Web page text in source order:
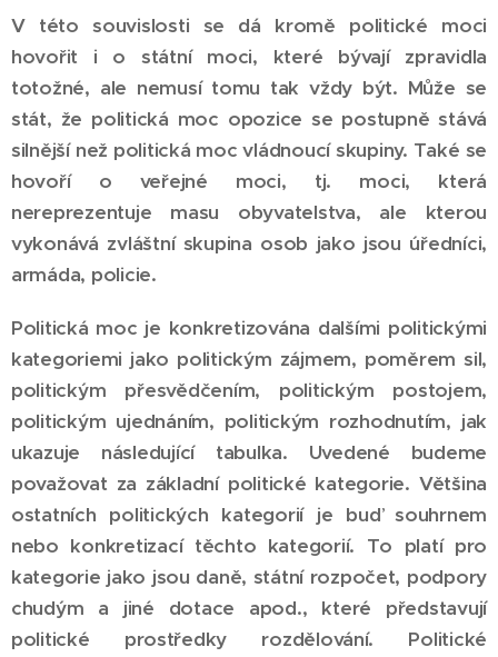
V této souvislosti se dá kromě politické moci
hovořit i o státní moci, které bývají zpravidla
totožné, ale nemusí tomu tak vždy být. Může se
stát, že politická moc opozice se postupně stává
silnější než politická moc vládnoucí skupiny. Také se
hovoří o veřejné moci, tj. moci, která
nereprezentuje masu obyvatelstva, ale kterou
vykonává zvláštní skupina osob jako jsou úředníci,
armáda, policie.
Politická moc je konkretizována dalšími politickými
kategoriemi jako politickým zájmem, poměrem sil,
politickým přesvědčením, politickým postojem,
politickým ujednáním, politickým rozhodnutím, jak
ukazuje následující tabulka. Uvedené budeme
považovat za základní politické kategorie. Většina
ostatních politických kategorií je buď souhrnem
nebo konkretizací těchto kategorií. To platí pro
kategorie jako jsou daně, státní rozpočet, podpory
chudým a jiné dotace apod., které představují
politické prostředky rozdělování. Politické